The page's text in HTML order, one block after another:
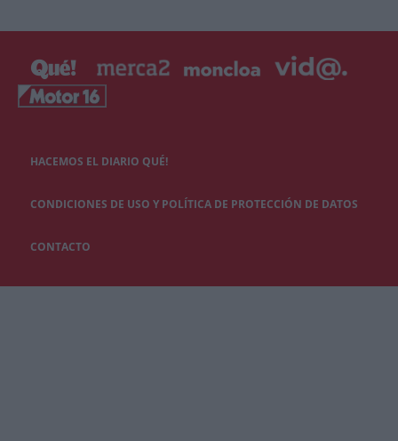
HACEMOS EL DIARIO QUÉ!
CONDICIONES DE USO Y POLÍTICA DE PROTECCIÓN DE DATOS
CONTACTO